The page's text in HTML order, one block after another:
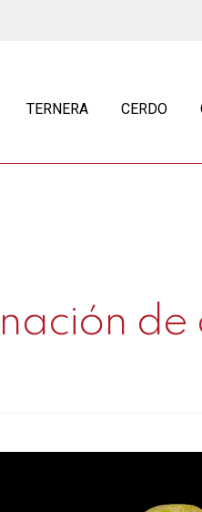
TERNERA CERDO
de